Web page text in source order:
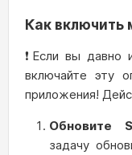
Как включить
❗Если вы давно
включайте эту
приложения!
Обновите
задачу